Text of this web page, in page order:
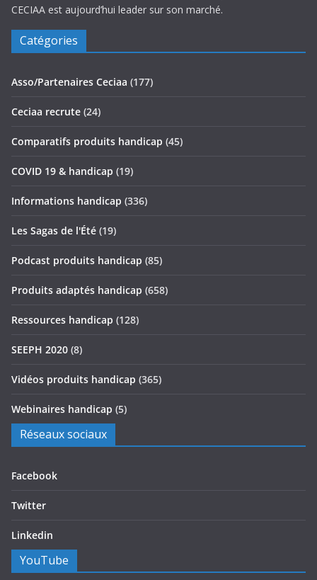
CECIAA est aujourd’hui leader sur son marché.
Catégories
Asso/Partenaires Ceciaa (177)
Ceciaa recrute (24)
Comparatifs produits handicap (45)
COVID 19 & handicap (19)
Informations handicap (336)
Les Sagas de l'Été (19)
Podcast produits handicap (85)
Produits adaptés handicap (658)
Ressources handicap (128)
SEEPH 2020 (8)
Vidéos produits handicap (365)
Webinaires handicap (5)
Réseaux sociaux
Facebook
Twitter
Linkedin
YouTube